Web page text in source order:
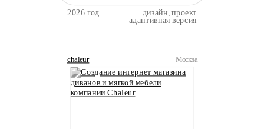
2026 год.
дизайн, проект
адаптивная версия
chaleur Москва